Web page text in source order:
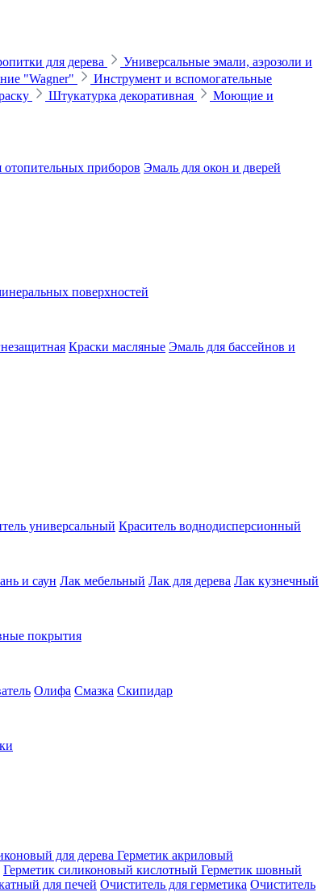
для дерева
Универсальные эмали, аэрозоли и
"Wagner"
Инструмент и вспомогательные
Штукатурка декоративная
Моющие и
отопительных приборов Эмаль для окон и дверей
поверхностей
Краски масляные Эмаль для бассейнов и
универсальный Краситель воднодисперсионный
и саун Лак мебельный Лак для дерева Лак кузнечный
покрытия
Олифа Смазка Скипидар
для дерева Герметик акриловый
Герметик силиконовый кислотный Герметик шовный
для печей Очиститель для герметика Очиститель